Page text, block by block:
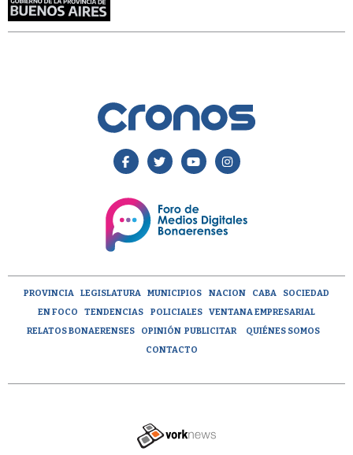
PROVINCIA LEGISLATURA MUNICIPIOS NACION CABA
SOCIEDAD
EN FOCO
TENDENCIAS POLICIALES
VENTANA EMPRESARIAL
RELATOS BONAERENSES
OPINIÓN PUBLICITAR
QUIÉNES SOMOS
CONTACTO